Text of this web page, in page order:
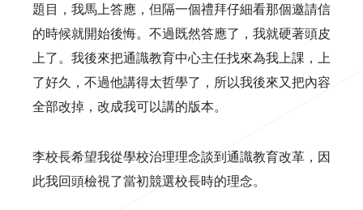
題目，我馬上答應，但隔一個禮拜仔細看那個邀請信
的時候就開始後悔。不過既然答應了，我就硬著頭皮
上了。我後來把通識教育中心主任找來為我上課，上
了好久，不過他講得太哲學了，所以我後來又把內容
全部改掉，改成我可以講的版本。
李校長希望我從學校治理理念談到通識教育改革，因
此我回頭檢視了當初競選校長時的理念。